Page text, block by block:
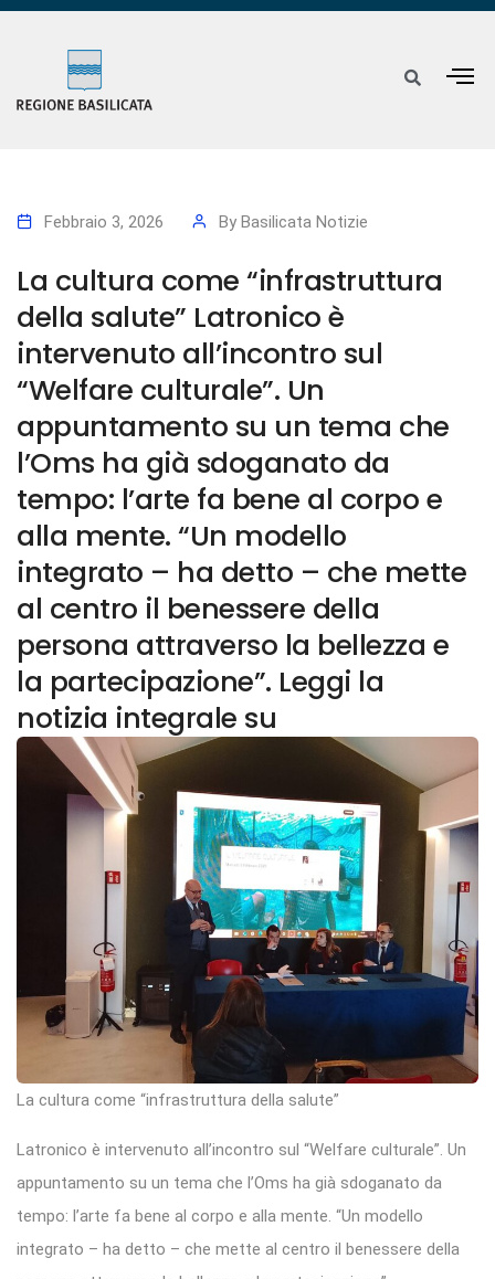
Febbraio 3, 2026 By Basilicata Notizie
La cultura come “infrastruttura
della salute” Latronico è
intervenuto all’incontro sul
“Welfare culturale”. Un
appuntamento su un tema che
l’Oms ha già sdoganato da
tempo: l’arte fa bene al corpo e
alla mente. “Un modello
integrato – ha detto – che mette
al centro il benessere della
persona attraverso la bellezza e
la partecipazione”. Leggi la
notizia integrale su
La cultura come “infrastruttura della salute”
Latronico è intervenuto all’incontro sul “Welfare culturale”. Un
appuntamento su un tema che l’Oms ha già sdoganato da
tempo: l’arte fa bene al corpo e alla mente. “Un modello
integrato – ha detto – che mette al centro il benessere della